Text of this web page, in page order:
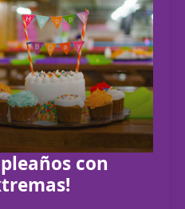
con